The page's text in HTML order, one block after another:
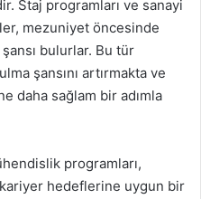
Staj programları ve sanayi
mezuniyet öncesinde
bulurlar. Bu tür
şansını artırmakta ve
daha sağlam bir adımla
programları,
hedeflerine uygun bir